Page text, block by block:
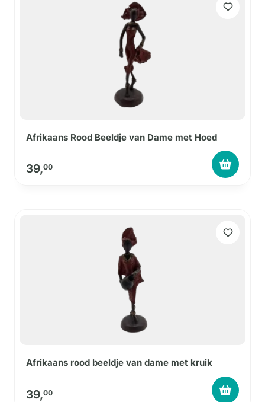
Afrikaans Rood Beeldje van Dame met Hoed
39,00
Afrikaans rood beeldje van dame met kruik
39,00